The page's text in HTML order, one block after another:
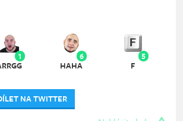
1
6
HAHA
5
F
NA TWITTER